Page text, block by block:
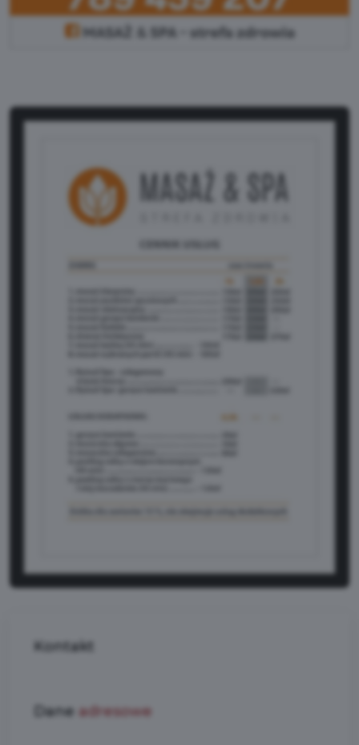
Kontakt
Dane adresowe